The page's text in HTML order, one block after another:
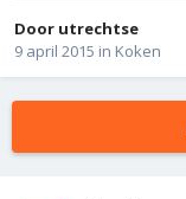
Door utrechtse
9 april 2015 in Koken